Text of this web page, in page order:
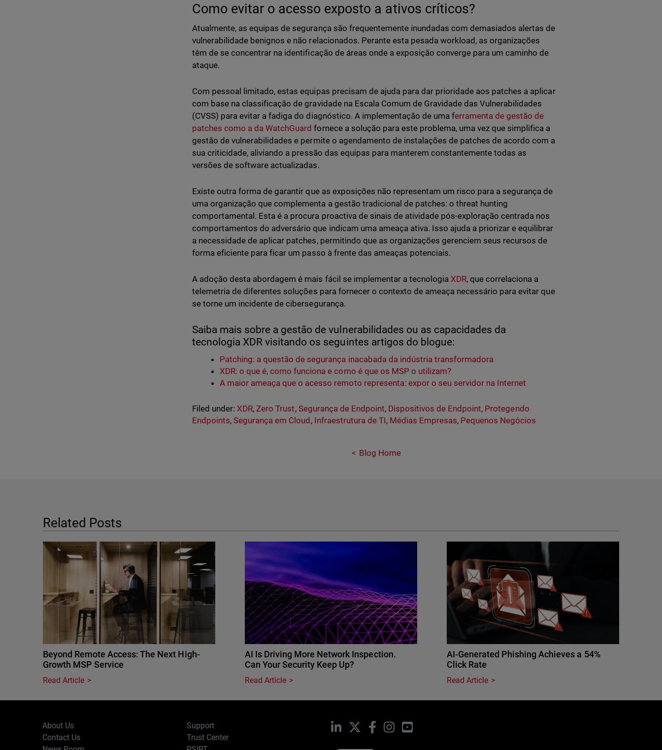
Como evitar o acesso exposto a ativos críticos?
Atualmente, as equipas de segurança são frequentemente inundadas com demasiados alertas de
vulnerabilidade benignos e não relacionados. Perante esta pesada workload, as organizações
têm de se concentrar na identificação de áreas onde a exposição converge para um caminho de
ataque.
Com pessoal limitado, estas equipas precisam de ajuda para dar prioridade aos patches a aplicar
com base na classificação de gravidade na Escala Comum de Gravidade das Vulnerabilidades
(CVSS) para evitar a fadiga do diagnóstico. A implementação de uma ferramenta de gestão de
patches como a da WatchGuard fornece a solução para este problema, uma vez que simplifica a
gestão de vulnerabilidades e permite o agendamento de instalações de patches de acordo com a
sua criticidade, aliviando a pressão das equipas para manterem constantemente todas as
versões de software actualizadas.
Existe outra forma de garantir que as exposições não representam um risco para a segurança de
uma organização que complementa a gestão tradicional de patches: o threat hunting
comportamental. Esta é a procura proactiva de sinais de atividade pós-exploração centrada nos
comportamentos do adversário que indicam uma ameaça ativa. Isso ajuda a priorizar e equilibrar
a necessidade de aplicar patches, permitindo que as organizações gerenciem seus recursos de
forma eficiente para ficar um passo à frente das ameaças potenciais.
A adoção desta abordagem é mais fácil se implementar a tecnologiaXDR, que correlaciona a
telemetria de diferentes soluções para fornecer o contexto de ameaça necessário para evitar que
se torne um incidente de cibersegurança.
Saiba mais sobre a gestão de vulnerabilidades ou as capacidades da
tecnologia XDR visitando os seguintes artigos do blogue:
Patching: a questão de segurança inacabada da indústria transformadora
XDR: o que é, como funciona e como é que os MSP o utilizam?
A maior ameaça que o acesso remoto representa: expor o seu servidor na Internet
Filed under: XDR,Zero Trust, Segurança de Endpoint, Dispositivos de Endpoint, Protegendo
Endpoints,Segurança em Cloud , Infraestrutura de TI, Médias Empresas, Pequenos Negócios
Blog Home
Related Posts
Beyond Remote Access: The Next High-
Growth MSP Service
Read Article
AI Is Driving More Network Inspection.
Can Your Security Keep Up?
Read Article
AI-Generated Phishing Achieves a 54%
Click Rate
Read Article
About Us
Contact Us
Support
Trust Center
LinkedIn Facebook
InstagramYouTube